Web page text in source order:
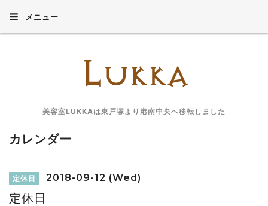
メニュー
美容室LUKKAは東戸塚より港南中央へ移転しました
カレンダー
定休日 2018-09-12 (Wed)
定休日